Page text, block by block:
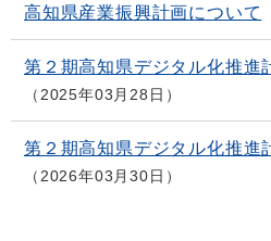
高知県産業振興計画について
第２期高知県デジタル化推進
2025年03月28日
第２期高知県デジタル化推進
2026年03月30日